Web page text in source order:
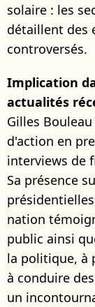
solaire : les
détaillent des
controversés.
Implication
actualités
Gilles
d'action en
interviews de
Sa présence
nation
public ainsi
la politique, à
à conduire
un